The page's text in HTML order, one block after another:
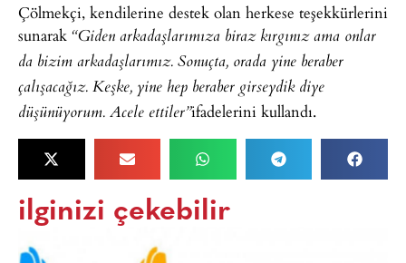
Çölmekçi, kendilerine destek olan herkese teşekkürlerini
sunarak “Giden arkadaşlarımıza biraz kırgınız ama onlar
da bizim arkadaşlarımız. Sonuçta, orada yine beraber
çalışacağız. Keşke, yine hep beraber girseydik diye
düşünüyorum. Acele ettiler”ifadelerini kullandı.
ilginizi çekebilir